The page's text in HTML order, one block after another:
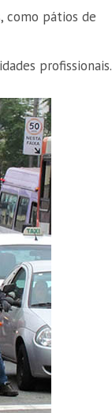
como pátios de
profissionais.